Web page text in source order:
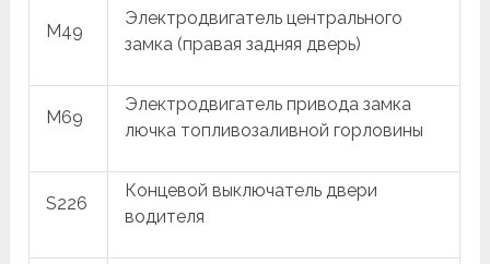
M49
Электродвигатель центрального
замка (правая задняя дверь)
M69
Электродвигатель привода замка
лючка топливозаливной горловины
S226
Концевой выключатель двери
водителя